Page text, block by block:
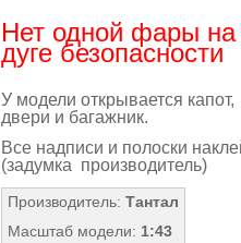
Нет одной фары на
дуге безопасности
У модели открывается капот,
двери и багажник.
Все надписи и полоски
(задумка производитель)
Производитель: Тантал
Масштаб модели: 1:43